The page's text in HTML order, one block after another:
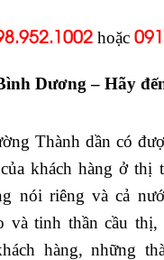
hoặc
Dương – Hãy
Thành dần có
khách hàng ở thị
nói riêng và cả
và tinh thần cầu
hàng, những